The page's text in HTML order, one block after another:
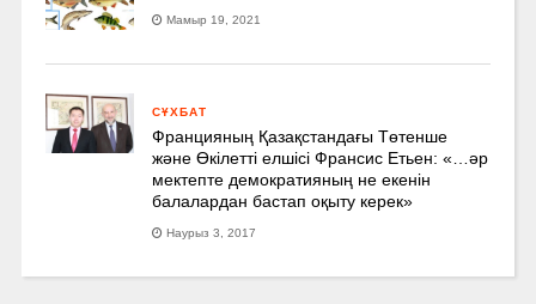
Мамыр 19, 2021
СҰХБАТ
Францияның Қазақстандағы Төтенше
және Өкілетті елшісі Франсис Етьен: «…әр
мектепте демократияның не екенін
балалардан бастап оқыту керек»
Наурыз 3, 2017